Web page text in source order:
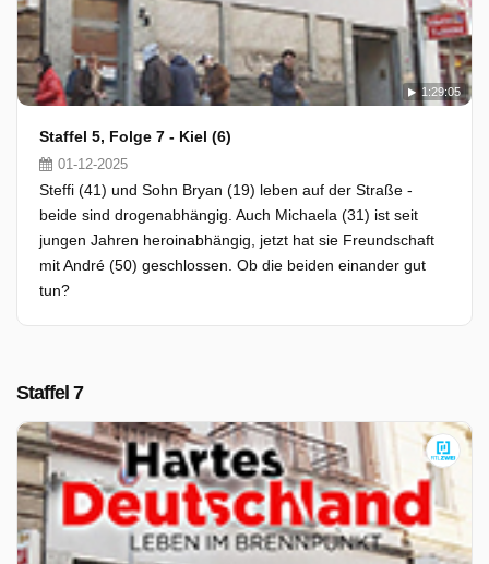
1:29:05
Staffel 5, Folge 7 - Kiel (6)
01-12-2025
Steffi (41) und Sohn Bryan (19) leben auf der Straße -
beide sind drogenabhängig. Auch Michaela (31) ist seit
jungen Jahren heroinabhängig, jetzt hat sie Freundschaft
mit André (50) geschlossen. Ob die beiden einander gut
tun?
Staffel 7